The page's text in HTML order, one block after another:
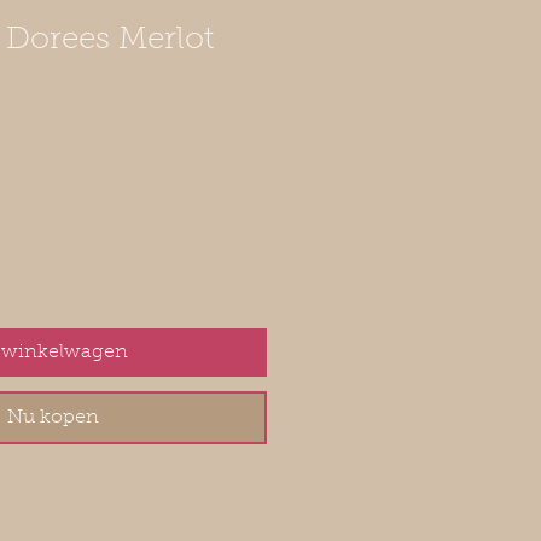
Dorees Merlot
Nu kopen